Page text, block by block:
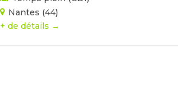
Nantes (44)
+ de détails